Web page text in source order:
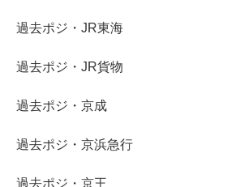
過去ポジ・JR東海
過去ポジ・JR貨物
過去ポジ・京成
過去ポジ・京浜急行
過去ポジ・京王